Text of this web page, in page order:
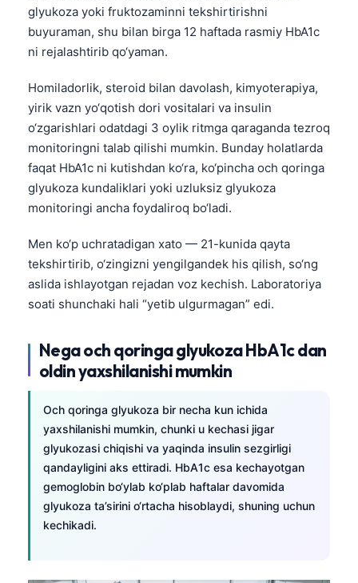
glyukoza yoki fruktozaminni tekshirtirishni
buyuraman, shu bilan birga 12 haftada rasmiy HbA1c
ni rejalashtirib qo‘yaman.
Homiladorlik, steroid bilan davolash, kimyoterapiya,
yirik vazn yo‘qotish dori vositalari va insulin
o‘zgarishlari odatdagi 3 oylik ritmga qaraganda tezroq
monitoringni talab qilishi mumkin. Bunday holatlarda
faqat HbA1c ni kutishdan ko‘ra, ko‘pincha och qoringa
glyukoza kundaliklari yoki uzluksiz glyukoza
monitoringi ancha foydaliroq bo‘ladi.
Men ko‘p uchratadigan xato — 21-kunida qayta
tekshirtirib, o‘zingizni yengilgandek his qilish, so‘ng
aslida ishlayotgan rejadan voz kechish. Laboratoriya
soati shunchaki hali “yetib ulgurmagan” edi.
Nega och qoringa glyukoza HbA1c dan
oldin yaxshilanishi mumkin
Och qoringa glyukoza bir necha kun ichida
yaxshilanishi mumkin, chunki u kechasi jigar
glyukozasi chiqishi va yaqinda insulin sezgirligi
qandayligini aks ettiradi. HbA1c esa kechayotgan
gemoglobin bo‘ylab ko‘plab haftalar davomida
glyukoza ta’sirini o‘rtacha hisoblaydi, shuning uchun
kechikadi.